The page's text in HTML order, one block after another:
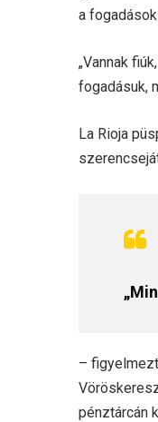
a
„Vannak
fogadásuk,
La Rioja
–
pénztárcán